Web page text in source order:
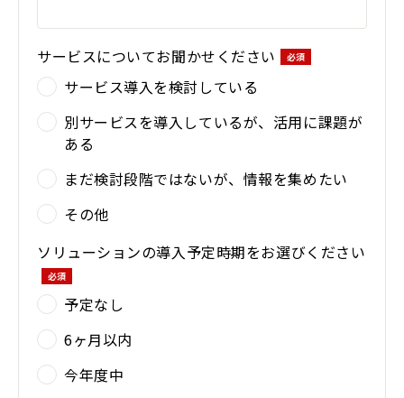
サービスについてお聞かせください
サービス導入を検討している
別サービスを導入しているが、活用に課題が
ある
まだ検討段階ではないが、情報を集めたい
その他
ソリューションの導入予定時期をお選びください
予定なし
6ヶ月以内
今年度中